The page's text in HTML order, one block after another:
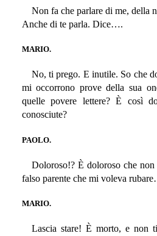
Non fa che parlare di me, della
Anche di te parla. Dice….
MARIO.
No, ti prego. E inutile. So che
mi occorrono prove della sua
quelle povere lettere? È così
conosciute?
PAOLO.
Doloroso!? È doloroso che
falso parente che mi voleva
MARIO.
Lascia stare! È morto, e non